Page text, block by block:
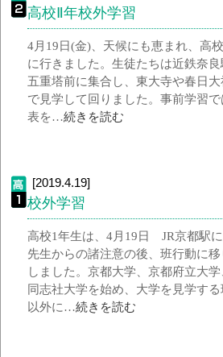
高校Ⅱ年校外学習
4月19日(金)、天候にも恵まれ、高
に行きました。生徒たちは近鉄奈
五重塔前に集合し、東大寺や春日
で見学して回りました。事前学習
表を…続きを読む
[2019.4.19]
校外学習
高校1年生は、4月19日 JR京都駅
先生からの諸注意の後、班行動に
しました。京都大学、京都府立大学
同志社大学を始め、大学を見学す
以外に…続きを読む